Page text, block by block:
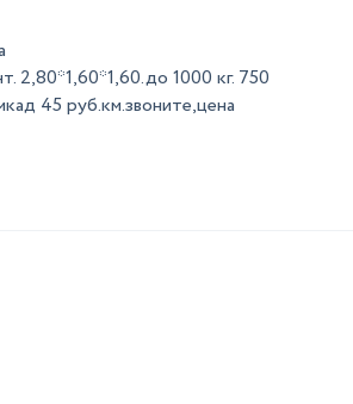
2,80*1,60*1,60.до 1000 кг. 750
45 руб.км.звоните,цена